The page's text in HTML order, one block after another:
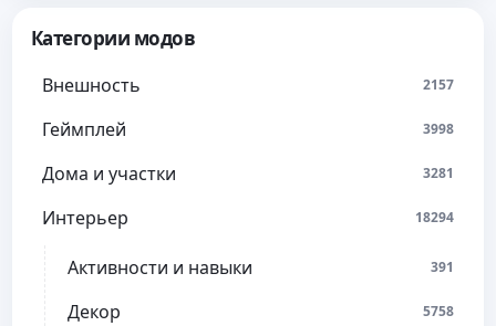
Категории модов
Внешность 2157
Геймплей 3998
Дома и участки 3281
Интерьер 18294
Активности и навыки 391
Декор 5758